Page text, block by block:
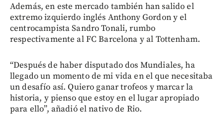
Además, en este mercado también han salido el
extremo izquierdo inglés Anthony Gordon y el
centrocampista Sandro Tonali, rumbo
respectivamente al FC Barcelona y al Tottenham.
“Después de haber disputado dos Mundiales, ha
llegado un momento de mi vida en el que necesitaba
un desafío así. Quiero ganar trofeos y marcar la
historia, y pienso que estoy en el lugar apropiado
para ello”, añadió el nativo de Rio.